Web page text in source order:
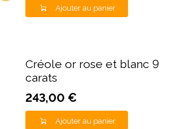
Ajouter au panier
Créole or rose et blanc 9
carats
243,00 €
Ajouter au panier